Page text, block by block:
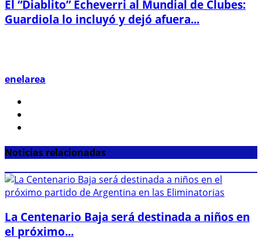
El “Diablito” Echeverri al Mundial de Clubes:
Guardiola lo incluyó y dejó afuera...
enelarea
Noticias relacionadas
La Centenario Baja será destinada a niños en
el próximo...